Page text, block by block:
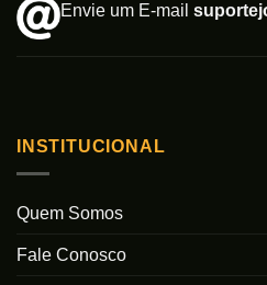
Envie um E-mail
INSTITUCIONAL
Quem Somos
Fale Conosco